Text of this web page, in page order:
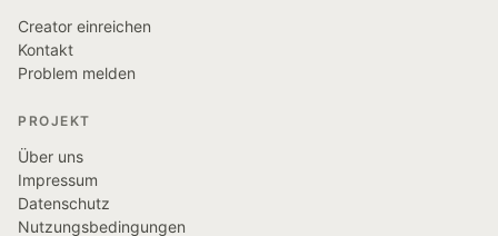
Creator einreichen
Kontakt
Problem melden
PROJEKT
Über uns
Impressum
Datenschutz
Nutzungsbedingungen